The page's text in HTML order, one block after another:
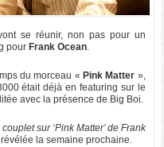
se réunir, non pas pour un
pour Frank Ocean.
du morceau « Pink Matter »,
était déjà en featuring sur le
avec la présence de Big Boi.
sur ‘Pink Matter’ de Frank
la semaine prochaine.